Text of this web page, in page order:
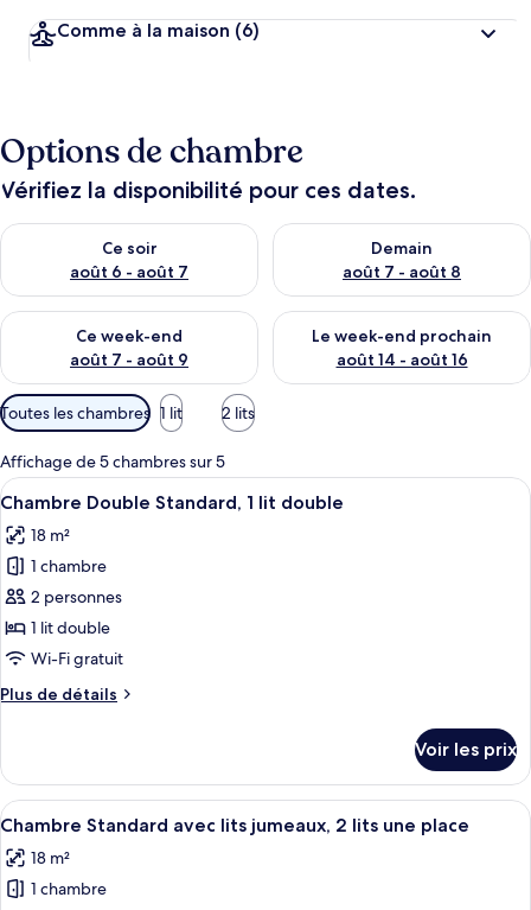
Comme à la maison (6)
Options de chambre
Vérifiez la disponibilité pour ces dates.
Ce soir
août 6 - août 7
Vérifier la disponibilité pour ce soir août 6 - août 7
Demain
août 7 - août 8
Vérifier la disponibilité pour
Ce week-end
août 7 - août 9
Vérifier la disponibilité pour ce week-end août 7 - août 9
Le week-end prochain
août 14 - août 16
Vérifier la disponibilité pour
Filtres
disponibles
pour
les
chambres
Toutes les chambres 1 lit 2 lits
Affichage de 5 chambres sur 5
Afficher
toutes
les
photos
pour
ce
type
chambre :
Standard,
1
lit
double
Chambre Double Standard, 1 lit
9
Chambre Double Standard, 1 lit double
18 m²
1 chambre
2 personnes
1 lit double
Wi-Fi gratuit
Plus de détails
Plus
le
type
de
Chambre
Double
Voir les prix
Afficher
toutes
les
photos
Chambre Standard avec lits
9
Chambre Standard avec lits jumeaux, 2 lits une place
18 m²
1 chambre